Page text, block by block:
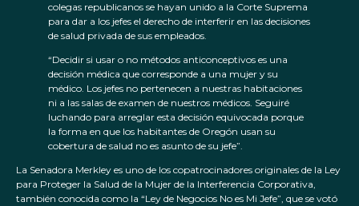
colegas republicanos se hayan unido a la Corte Suprema
para dar a los jefes el derecho de interferir en las decisiones
de salud privada de sus empleados.
“Decidir si usar o no métodos anticonceptivos es una
decisión médica que corresponde a una mujer y su
médico. Los jefes no pertenecen a nuestras habitaciones
ni a las salas de examen de nuestros médicos. Seguiré
luchando para arreglar esta decisión equivocada porque
la forma en que los habitantes de Oregón usan su
cobertura de salud no es asunto de su jefe”.
La Senadora Merkley es uno de los copatrocinadores originales de la Ley
para Proteger la Salud de la Mujer de la Interferencia Corporativa,
también conocida como la “Ley de Negocios No es Mi Jefe”, que se votó